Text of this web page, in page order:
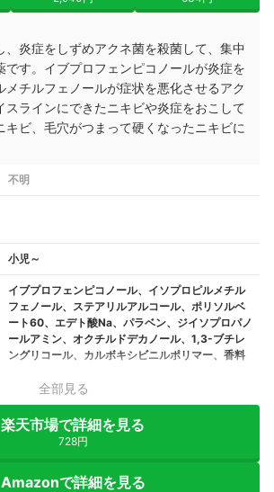
、炎症をしずめアクネ菌を殺菌して、集中
です。イブプロフェンピコノールが炎症を
メチルフェノールが症状を悪化させるアク
スラインにできたニキビや炎症をおこして
キビ、毛穴がつまって硬くなったニキビに
不明
小児～
イブプロフェンピコノール、イソプロピルメチル
フェノール、ステアリルアルコール、ポリソルベ
ート60、エデト酸Na、パラベン、ジイソプロパノ
ールアミン、オクチルドデカノール、1,3-ブチレ
ングリコール、カルボキシビニルポリマー、香料
全部見る
楽天市場で詳細を見る
728円
Amazonで詳細を見る